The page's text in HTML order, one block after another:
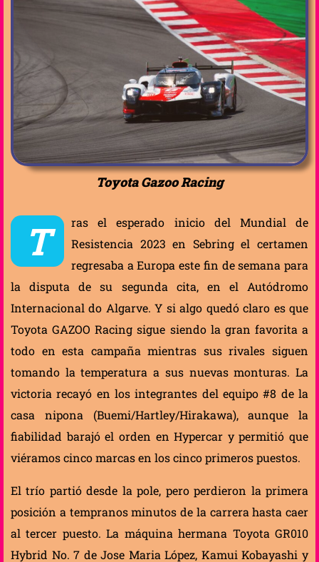
Toyota Gazoo Racing
T
ras el esperado inicio del Mundial de
Resistencia 2023 en Sebring el certamen
regresaba a Europa este fin de semana para
la disputa de su segunda cita, en el Autódromo
Internacional do Algarve. Y si algo quedó claro es que
Toyota GAZOO Racing sigue siendo la gran favorita a
todo en esta campaña mientras sus rivales siguen
tomando la temperatura a sus nuevas monturas. La
victoria recayó en los integrantes del equipo #8 de la
casa nipona (Buemi/Hartley/Hirakawa), aunque la
fiabilidad barajó el orden en Hypercar y permitió que
viéramos cinco marcas en los cinco primeros puestos.
El trío partió desde la pole, pero perdieron la primera
posición a tempranos minutos de la carrera hasta caer
al tercer puesto. La máquina hermana Toyota GR010
Hybrid No. 7 de Jose Maria López, Kamui Kobayashi y